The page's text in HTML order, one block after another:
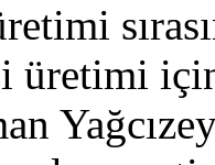
üretimi